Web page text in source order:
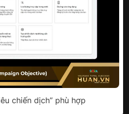
chiến dịch” phù hợp